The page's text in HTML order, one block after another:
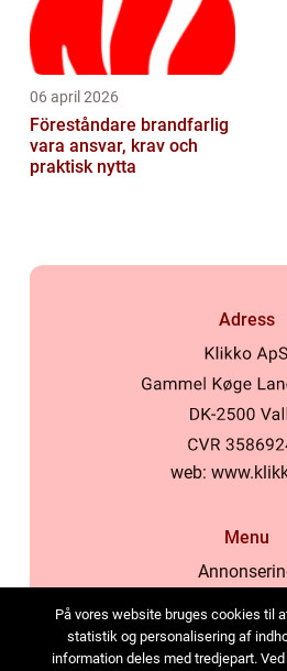
06 april 2026
Föreståndare brandfarlig
vara ansvar, krav och
praktisk nytta
Adress
web:
Menu
Cookies
Kontakta
På vores website bruges cookies til
statistik og personalisering af
information deles med tredjepart.